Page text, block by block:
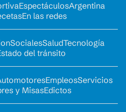
EspectáculosArgentina
En las redes
SocialesSaludTecnología
del tránsito
EmpleosServicios
y MisasEdictos